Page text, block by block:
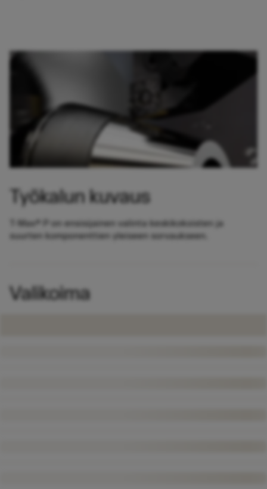
Työkalun kuvaus
T-Max® P on ensisijainen valinta keskikokoisten ja
suurten komponenttien yleiseen sorvaukseen.
Valikoima